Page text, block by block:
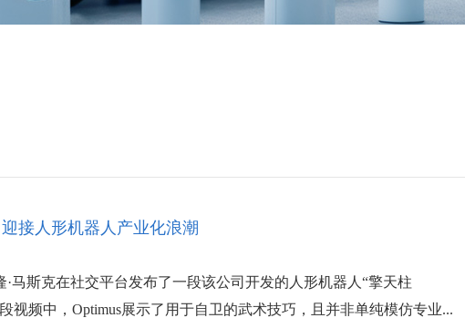
接人形机器人产业化浪潮
马斯克在社交平台发布了一段该公司开发的人形机器人“擎天柱
视频中，Optimus展示了用于自卫的武术技巧，且并非单纯模仿专业...